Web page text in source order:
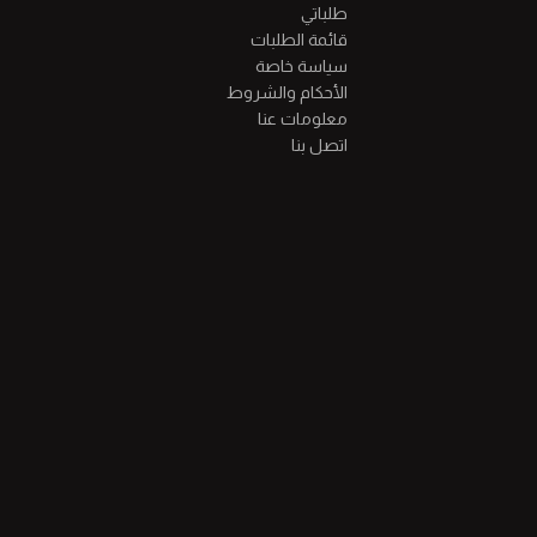
طلباتي
قائمة الطلبات
سياسة خاصة
الأحكام والشروط
معلومات عنا
اتصل بنا